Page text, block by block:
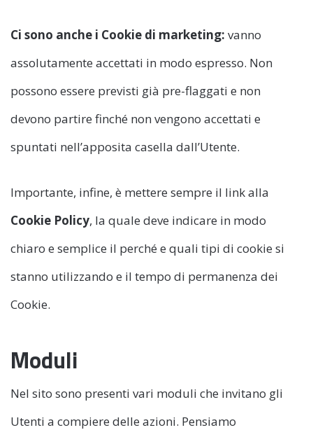
Ci sono anche i Cookie di marketing: vanno
assolutamente accettati in modo espresso. Non
possono essere previsti già pre-flaggati e non
devono partire finché non vengono accettati e
spuntati nell’apposita casella dall’Utente.
Importante, infine, è mettere sempre il link alla
Cookie Policy, la quale deve indicare in modo
chiaro e semplice il perché e quali tipi di cookie si
stanno utilizzando e il tempo di permanenza dei
Cookie.
Moduli
Nel sito sono presenti vari moduli che invitano gli
Utenti a compiere delle azioni. Pensiamo